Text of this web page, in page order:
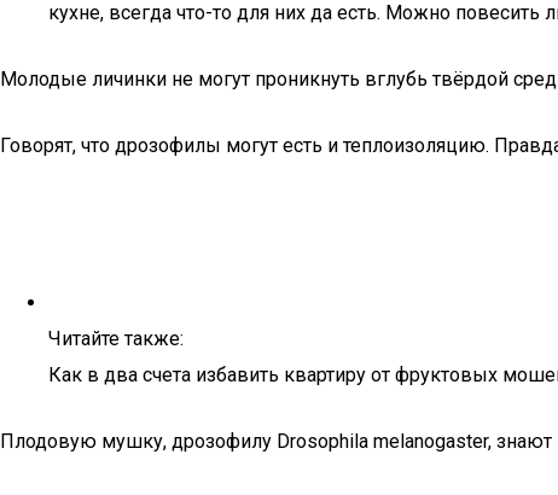
кухне, всегда что-то для них да есть. Можно повесить
Молодые личинки не могут проникнуть вглубь твёрдой
Говорят, что дрозофилы могут есть и теплоизоляцию.
Читайте также:
Как в два счета избавить квартиру от фруктовых
Плодовую мушку, дрозофилу Drosophila melanogaster,